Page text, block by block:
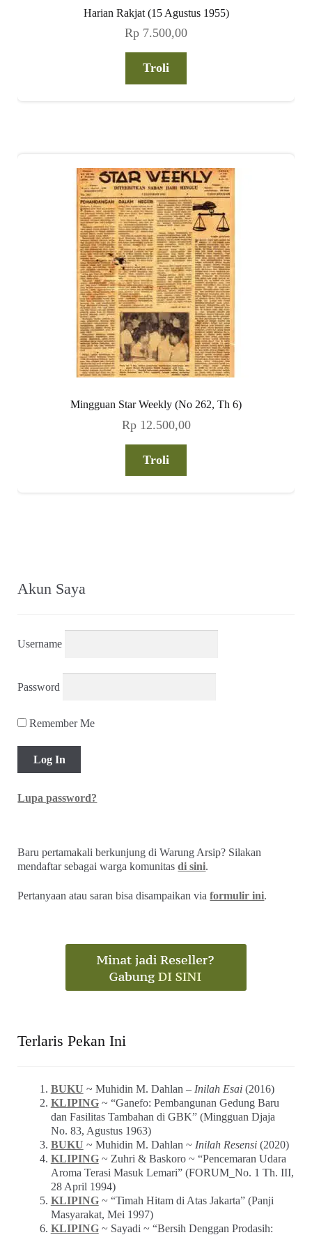
Harian Rakjat (15 Agustus 1955)
Rp 7.500,00
Troli
Mingguan Star Weekly (No 262, Th 6)
Rp12.500,00
Troli
Akun Saya
Username
Password
Remember Me
Lupa password?
Baru pertamakali berkunjung di Warung Arsip? Silakan
mendaftar sebagai warga komunitasdi sini.
Pertanyaan atau saran bisa disampaikan viaformulir ini.
Terlaris Pekan Ini
BUKU ~ Muhidin M. Dahlan – Inilah Esai(2016)
KLIPING~ “Ganefo: Pembangunan Gedung Baru
dan Fasilitas Tambahan di GBK” (Mingguan Djaja
No. 83, Agustus 1963)
BUKU ~ Muhidin M. Dahlan ~ Inilah Resensi(2020)
KLIPING~ Zuhri & Baskoro ~ “Pencemaran Udara
Aroma Terasi Masuk Lemari” (FORUM_No. 1 Th. III,
28 April 1994)
KLIPING~ “Timah Hitam di Atas Jakarta” (Panji
Masyarakat, Mei 1997)
KLIPING~ Sayadi ~ “Bersih Denggan Prodasih: